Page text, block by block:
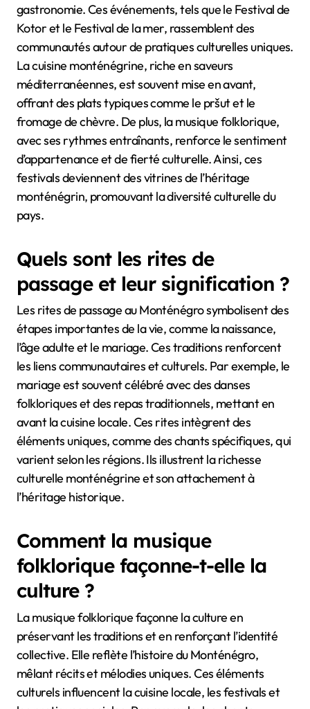
gastronomie. Ces événements, tels que le Festival de
Kotor et le Festival de la mer, rassemblent des
communautés autour de pratiques culturelles uniques.
La cuisine monténégrine, riche en saveurs
méditerranéennes, est souvent mise en avant,
offrant des plats typiques comme le pršut et le
fromage de chèvre. De plus, la musique folklorique,
avec ses rythmes entraînants, renforce le sentiment
d’appartenance et de fierté culturelle. Ainsi, ces
festivals deviennent des vitrines de l’héritage
monténégrin, promouvant la diversité culturelle du
pays.
Quels sont les rites de
passage et leur signification ?
Les rites de passage au Monténégro symbolisent des
étapes importantes de la vie, comme la naissance,
l’âge adulte et le mariage. Ces traditions renforcent
les liens communautaires et culturels. Par exemple, le
mariage est souvent célébré avec des danses
folkloriques et des repas traditionnels, mettant en
avant la cuisine locale. Ces rites intègrent des
éléments uniques, comme des chants spécifiques, qui
varient selon les régions. Ils illustrent la richesse
culturelle monténégrine et son attachement à
l’héritage historique.
Comment la musique
folklorique façonne-t-elle la
culture ?
La musique folklorique façonne la culture en
préservant les traditions et en renforçant l’identité
collective. Elle reflète l’histoire du Monténégro,
mêlant récits et mélodies uniques. Ces éléments
culturels influencent la cuisine locale, les festivals et